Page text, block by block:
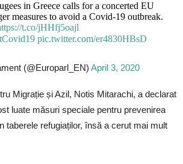
in Greece calls for a concerted EU
measures to avoid a Covid-19 outbreak.
t.co/jHHfj5oajl
pic.twitter.com/er4830HBsD
(@Europarl_EN) April 3, 2020
Migrație și Azil, Notis Mitarachi, a declarat
luate măsuri speciale pentru prevenirea
taberele refugiaților, însă a cerut mai mult